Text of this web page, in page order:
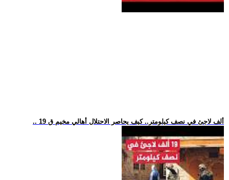
.. 19 ألف لاجئ في نصف كيلومتر.. كيف يحاصر الاحتلال أهالي مخيم ق